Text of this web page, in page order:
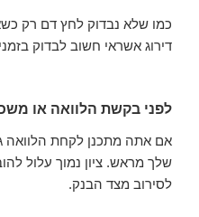
כמו שלא נבדוק לחץ דם רק
דירוג אשראי חשוב לבדוק
לפני בקשת הלוואה או
אם אתה מתכנן לקחת הלוואה
שלך מראש. ציון נמוך עלול
לסירוב מצד הבנק.